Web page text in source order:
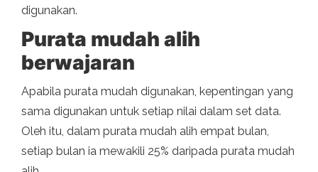
digunakan.
Purata mudah alih
berwajaran
Apabila purata mudah digunakan, kepentingan yang
sama digunakan untuk setiap nilai dalam set data.
Oleh itu, dalam purata mudah alih empat bulan,
setiap bulan ia mewakili 25% daripada purata mudah